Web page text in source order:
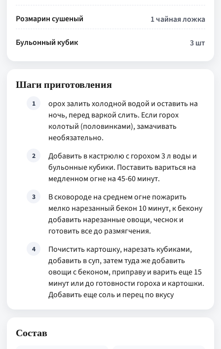
Розмарин сушеный 1 чайная ложка
Бульонный кубик 3 шт
Шаги приготовления
1
орох залить холодной водой и оставить на
ночь, перед варкой слить. Если горох
колотый (половинками), замачивать
необязательно.
2
Добавить в кастрюлю с горохом 3 л воды и
бульонные кубики. Поставить вариться на
медленном огне на 45-60 минут.
3
В сковороде на среднем огне пожарить
мелко нарезанный бекон 10 минут, к бекону
добавить нарезанные овощи, чеснок и
готовить все до размягчения.
4
Почистить картошку, нарезать кубиками,
добавить в суп, затем туда же добавить
овощи с беконом, приправу и варить еще 15
минут или до готовности гороха и картошки.
Добавить еще соль и перец по вкусу
Состав